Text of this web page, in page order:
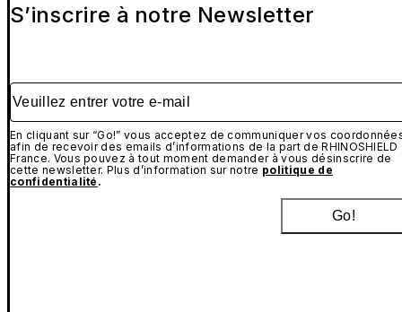
S’inscrire à notre Newsletter
Veuillez entrer votre e-mail
En cliquant sur “Go!” vous acceptez de communiquer vos
afin de recevoir des emails d’informations de la part de RHINOSHIELD
France. Vous pouvez à tout moment demander à vous désinscrire de
cette newsletter. Plus d’information sur notre politique de
confidentialité .
Go!